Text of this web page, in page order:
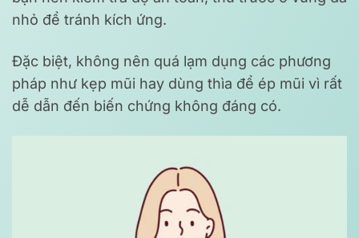
nhỏ để tránh kích ứng.
Đặc biệt, không nên quá lạm dụng các phương
pháp như kẹp mũi hay dùng thìa để ép mũi vì rất
dễ dẫn đến biến chứng không đáng có.